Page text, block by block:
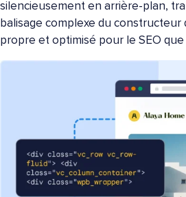
silencieusement en arrière-plan,
balisage complexe du constructeur
propre et optimisé pour le SEO que